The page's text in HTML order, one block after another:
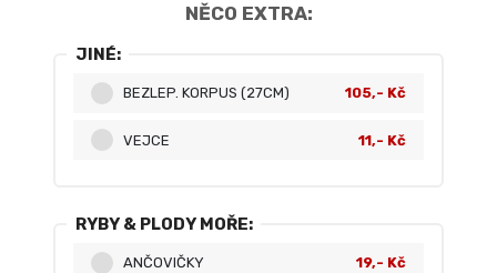
NĚCO EXTRA:
JINÉ:
BEZLEP. KORPUS (27CM) 105,- Kč
VEJCE 11,- Kč
RYBY & PLODY MOŘE:
ANČOVIČKY 19,- Kč